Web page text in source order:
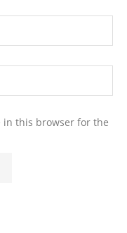
in this browser for the